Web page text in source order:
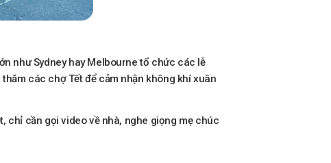
như Sydney hay Melbourne tổ chức các lễ
các chợ Tết để cảm nhận không khí xuân
chỉ cần gọi video về nhà, nghe giọng mẹ chúc